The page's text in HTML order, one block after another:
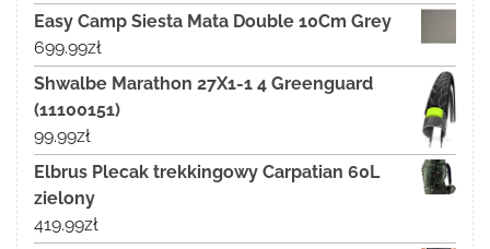
Easy Camp Siesta Mata Double 10Cm Grey
699.99zł
Shwalbe Marathon 27X1-1 4 Greenguard
(11100151)
99.99zł
Elbrus Plecak trekkingowy Carpatian 60L
zielony
419.99zł